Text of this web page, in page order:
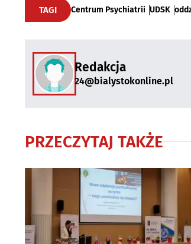
TAGI Centrum Psychiatrii UDSK
Redakcja
24@bialystokonline.pl
PRZECZYTAJ TAKŻE